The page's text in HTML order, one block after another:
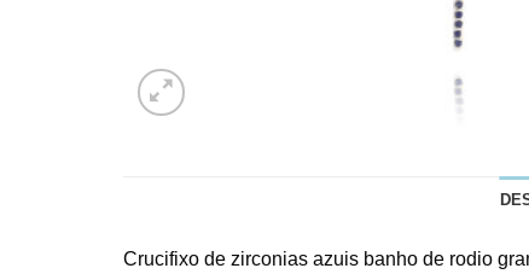
Crucifixo de zirconias azuis banho de rodio